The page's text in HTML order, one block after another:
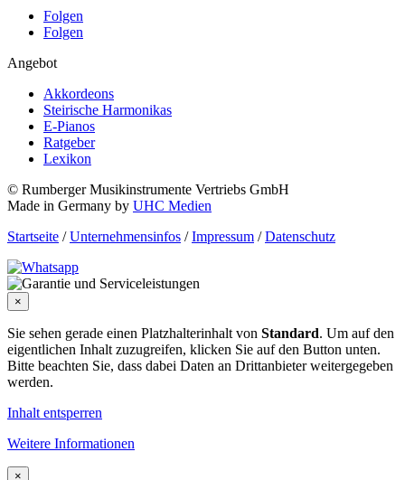
Folgen
Folgen
Angebot
Akkordeons
Steirische Harmonikas
E-Pianos
Ratgeber
Lexikon
© Rumberger Musikinstrumente Vertriebs GmbH
Made in Germany by UHC Medien
Startseite / Unternehmensinfos / Impressum / Datenschutz
×
Sie sehen gerade einen Platzhalterinhalt von Standard. Um auf den
eigentlichen Inhalt zuzugreifen, klicken Sie auf den Button unten.
Bitte beachten Sie, dass dabei Daten an Drittanbieter weitergegeben
werden.
Inhalt entsperren
Weitere Informationen
×